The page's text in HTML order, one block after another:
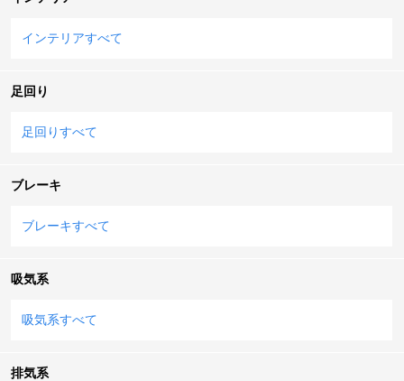
インテリアすべて
足回り
足回りすべて
ブレーキ
ブレーキすべて
吸気系
吸気系すべて
排気系